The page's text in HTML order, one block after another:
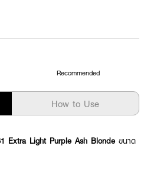
Recommended
How to Use
Extra Light Purple Ash Blonde ขนาด